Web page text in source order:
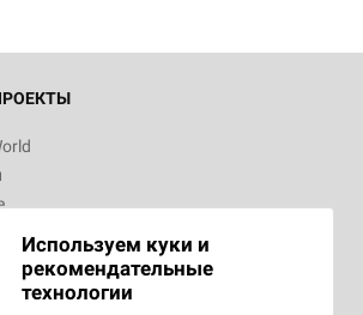
Используем куки и
рекомендательные
технологии